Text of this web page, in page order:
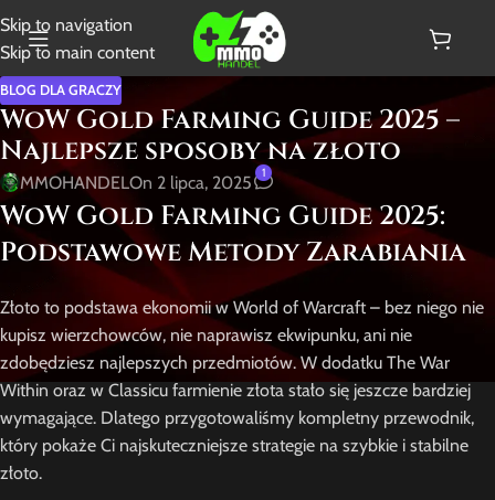
Skip to navigation
Skip to main content
BLOG DLA GRACZY
WoW Gold Farming Guide 2025 –
Najlepsze sposoby na złoto
MMOHANDELOn 2 lipca, 2025 1
WoW Gold Farming Guide 2025:
Podstawowe Metody Zarabiania
Złoto to podstawa ekonomii w World of Warcraft – bez niego nie
kupisz wierzchowców, nie naprawisz ekwipunku, ani nie
zdobędziesz najlepszych przedmiotów. W dodatku The War
Within oraz w Classicu farmienie złota stało się jeszcze bardziej
wymagające. Dlatego przygotowaliśmy kompletny przewodnik,
który pokaże Ci najskuteczniejsze strategie na szybkie i stabilne
złoto.